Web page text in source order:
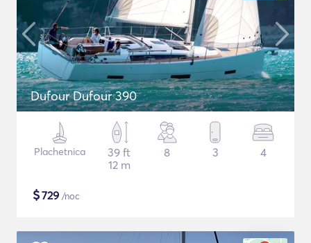
Dufour Dufour 390
Plachetnica
39 ft
12 m
8 3 4
$729 /noc